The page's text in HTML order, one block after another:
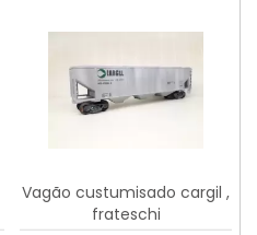
Vagão custumisado cargil ,
frateschi